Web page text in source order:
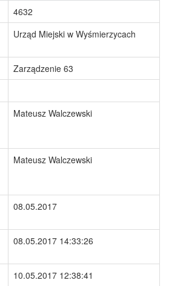
4632
Urząd Miejski w Wyśmierzycach
Zarządzenie 63
Mateusz Walczewski
Mateusz Walczewski
08.05.2017
08.05.2017 14:33:26
10.05.2017 12:38:41